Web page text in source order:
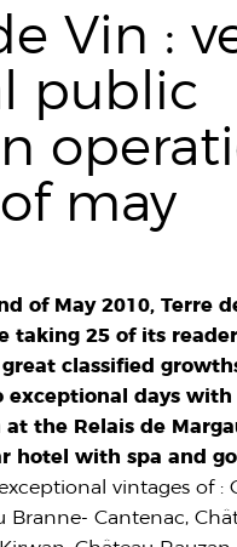
Vin :
public
may
of May 2010, Terre
taking 25 of its
classified
exceptional days with
the Relais de
hotel with spa and
vintages of :
Branne- Cantenac,